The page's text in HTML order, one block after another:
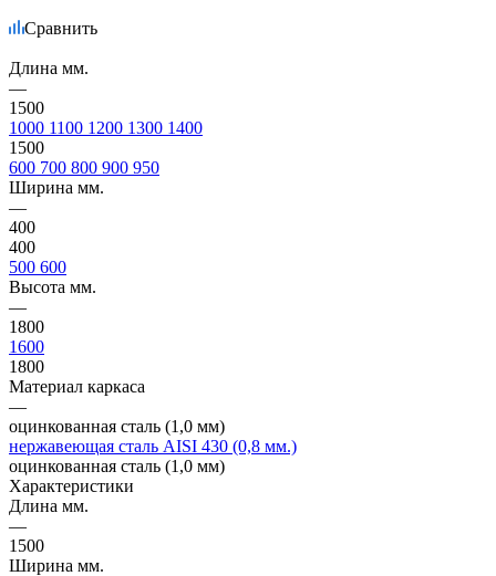
Сравнить
Длина мм.
—
1500
1000 1100 1200 1300 1400
1500
600 700 800 900 950
Ширина мм.
—
400
400
500 600
Высота мм.
—
1800
1600
1800
Материал каркаса
—
оцинкованная сталь (1,0 мм)
нержавеющая сталь AISI 430 (0,8 мм.)
оцинкованная сталь (1,0 мм)
Характеристики
Длина мм.
—
1500
Ширина мм.